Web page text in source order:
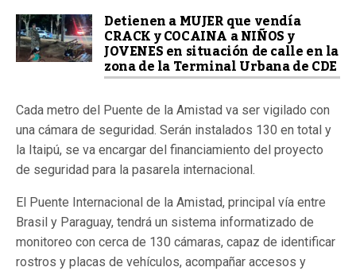
Detienen a MUJER que vendía
CRACK y COCAINA a NIÑOS y
JOVENES en situación de calle en la
zona de la Terminal Urbana de CDE
Cada metro del Puente de la Amistad va ser vigilado con
una cámara de seguridad. Serán instalados 130 en total y
la Itaipú, se va encargar del financiamiento del proyecto
de seguridad para la pasarela internacional.
El Puente Internacional de la Amistad, principal vía entre
Brasil y Paraguay, tendrá un sistema informatizado de
monitoreo con cerca de 130 cámaras, capaz de identificar
rostros y placas de vehículos, acompañar accesos y